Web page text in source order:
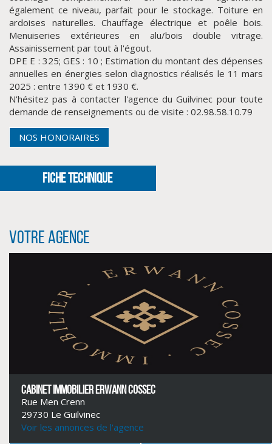
CLIQUER ICI POUR AGRANDIR
également ce niveau, parfait pour le stockage. Toiture en
ardoises naturelles. Chauffage électrique et poêle bois.
Menuiseries extérieures en alu/bois double vitrage.
Assainissement par tout à l'égout.
DPE E : 325; GES : 10 ; Estimation du montant des dépenses
annuelles en énergies selon diagnostics réalisés le 11 mars
2025 : entre 1390 € et 1930 €.
N'hésitez pas à contacter l'agence du Guilvinec pour toute
demande de renseignements ou de visite : 02.98.58.10.79
NOS HONORAIRES
FICHE TECHNIQUE
Votre agence
CABINET IMMOBILIER ERWANN COSSEC
Rue Men Crenn
29730 Le Guilvinec
Voir les annonces de l'agence